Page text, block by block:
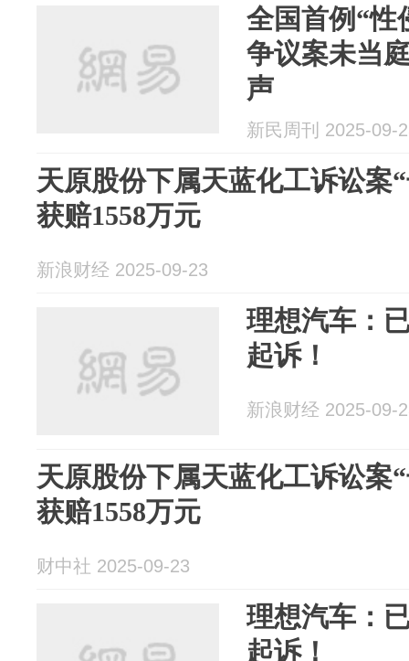
全国首例“性
争议案未当
声
新民周刊 2025-09-
天原股份下属天蓝化工诉讼案
获赔1558万元
新浪财经 2025-09-23
理想汽车：
起诉！
新浪财经 2025-09-
天原股份下属天蓝化工诉讼案
获赔1558万元
财中社 2025-09-23
理想汽车：
起诉！